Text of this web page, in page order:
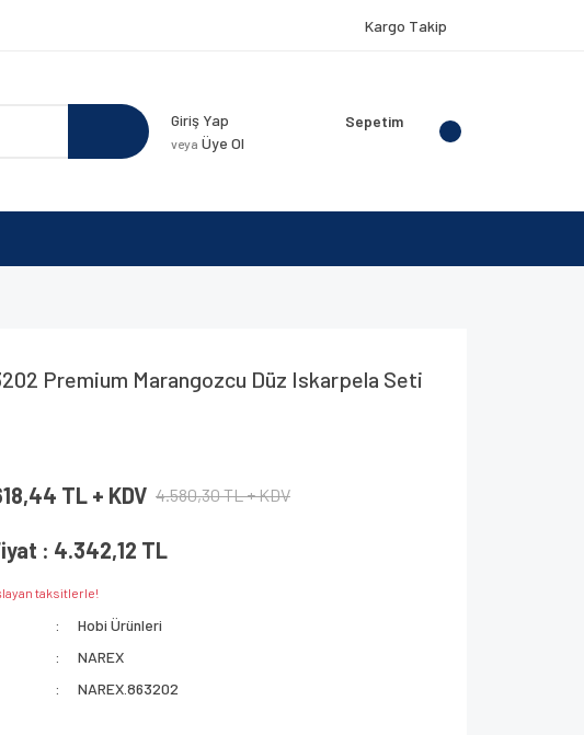
Kargo Takip
Giriş Yap
veya Üye Ol
Sepetim
Premium Marangozcu Düz Iskarpela Seti
TL + KDV 4.580,30 TL + KDV
: 4.342,12 TL
taksitlerle!
Hobi Ürünleri
NAREX
NAREX.863202